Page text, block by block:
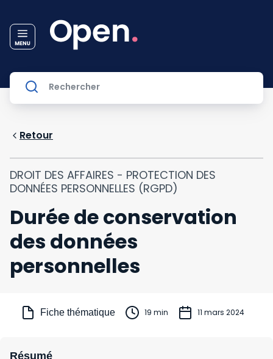
Retour
DROIT DES AFFAIRES - PROTECTION DES
DONNÉES PERSONNELLES (RGPD)
Durée de conservation
des données
personnelles
Fiche thématique 19 min 11 mars 2024
Résumé